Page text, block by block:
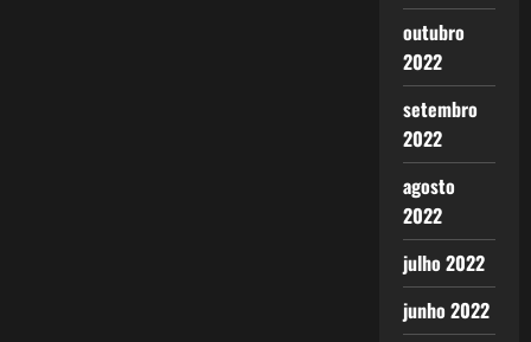
outubro
2022
setembro
2022
agosto
2022
julho 2022
junho 2022